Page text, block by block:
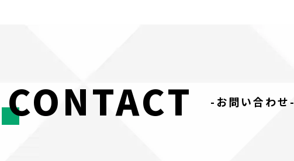
CONTACT -お問い合わせ-